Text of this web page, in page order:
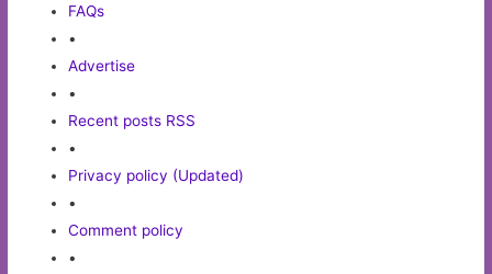
FAQs
•
Advertise
•
Recent posts RSS
•
Privacy policy (Updated)
•
Comment policy
•